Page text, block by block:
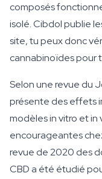
composés
isolé. Cibdol publie
site, tu peux donc
cannabinoïdes pour
Selon une revue du
présente des effets
modèles in vitro et in
encourageantes
revue de 2020 des
CBD a été étudié